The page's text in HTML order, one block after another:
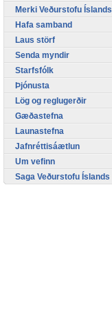
Merki Veðurstofu Íslands
Hafa samband
Laus störf
Senda myndir
Starfsfólk
Þjónusta
Lög og reglugerðir
Gæðastefna
Launastefna
Jafnréttisáætlun
Um vefinn
Saga Veðurstofu Íslands